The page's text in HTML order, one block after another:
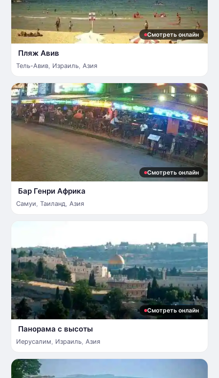
Смотреть онлайн
Пляж Авив
Тель-Авив, Израиль, Азия
Смотреть онлайн
Бар Генри Африка
Самуи, Таиланд, Азия
Смотреть онлайн
Панорама с высоты
Иерусалим, Израиль, Азия